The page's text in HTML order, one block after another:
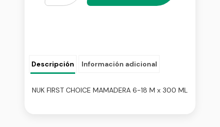
Descripción Información adicional
NUK FIRST CHOICE MAMADERA 6-18 M x 300 ML